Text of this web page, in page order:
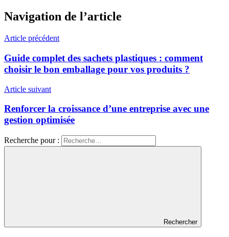
Navigation de l’article
Article précédent
Guide complet des sachets plastiques : comment
choisir le bon emballage pour vos produits ?
Article suivant
Renforcer la croissance d’une entreprise avec une
gestion optimisée
Recherche pour :
Rechercher